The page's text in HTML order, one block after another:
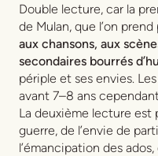
Double lecture, car la
de Mulan, que l’on
aux chansons, aux
secondaires bourrés
périple et ses envies.
avant 7–8 ans
La deuxième lecture est
guerre, de l’envie de
l’émancipation des